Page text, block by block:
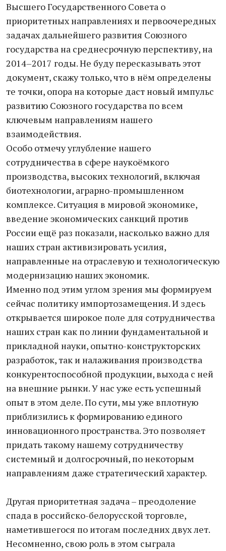
Высшего Государственного Совета о
приоритетных направлениях и первоочередных
задачах дальнейшего развития Союзного
государства на среднесрочную перспективу, на
2014–2017 годы. Не буду пересказывать этот
документ, скажу только, что в нём определены
те точки, опора на которые даст новый импульс
развитию Союзного государства по всем
ключевым направлениям нашего
взаимодействия.
Особо отмечу углубление нашего
сотрудничества в сфере наукоёмкого
производства, высоких технологий, включая
биотехнологии, аграрно-промышленном
комплексе. Ситуация в мировой экономике,
введение экономических санкций против
России ещё раз показали, насколько важно для
наших стран активизировать усилия,
направленные на отраслевую и технологическую
модернизацию наших экономик.
Именно под этим углом зрения мы формируем
сейчас политику импортозамещения. И здесь
открывается широкое поле для сотрудничества
наших стран как по линии фундаментальной и
прикладной науки, опытно-конструкторских
разработок, так и налаживания производства
конкурентоспособной продукции, выхода с ней
на внешние рынки. У нас уже есть успешный
опыт в этом деле. По сути, мы уже вплотную
приблизились к формированию единого
инновационного пространства. Это позволяет
придать такому нашему сотрудничеству
системный и долгосрочный, по некоторым
направлениям даже стратегический характер.
Другая приоритетная задача – преодоление
спада в российско-белорусской торговле,
наметившегося по итогам последних двух лет.
Несомненно, свою роль в этом сыграла